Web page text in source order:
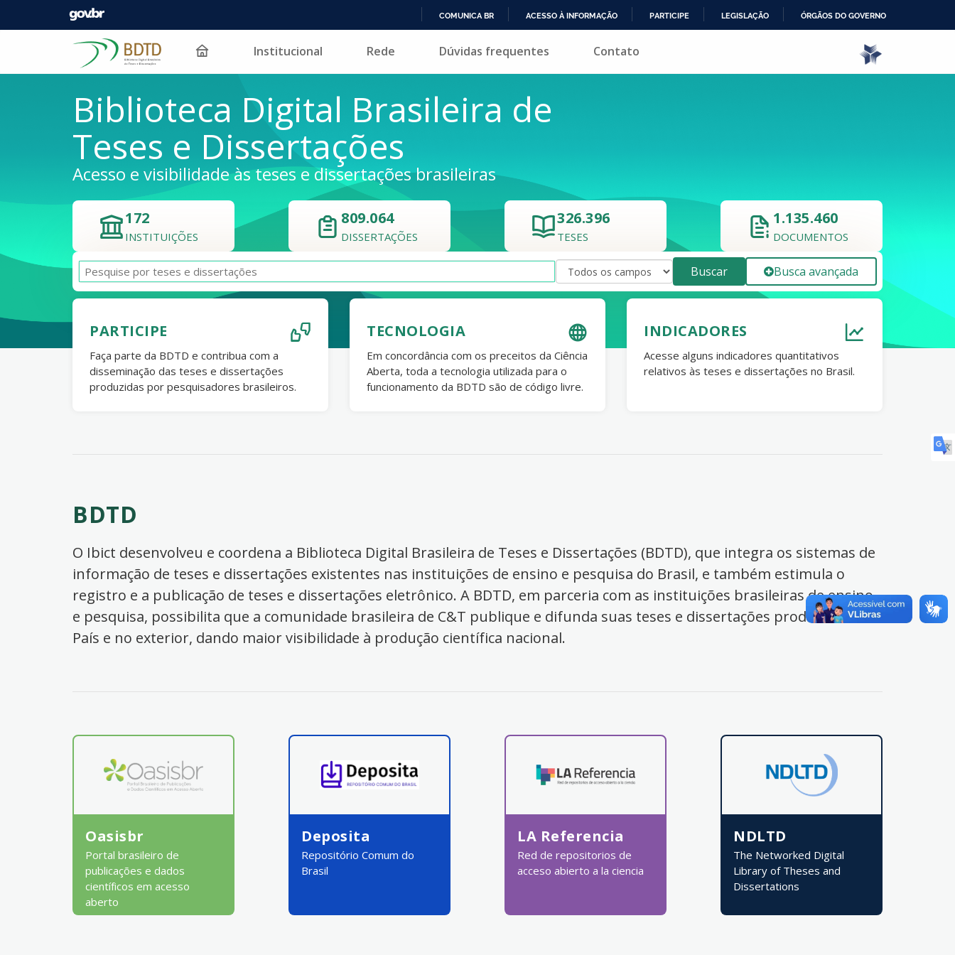
PARA
COMUNICA BR ACESSO À INFORMAÇÃO PARTICIPE LEGISLAÇÃO ÓRGÃOS DO GOVERNO
Pular para o conteúdo Institucional Rede Dúvidas frequentes Contato
Biblioteca Digital Brasileira de
Teses e Dissertações
Acesso e visibilidade às teses e dissertações brasileiras
172
INSTITUIÇÕES
809.064
DISSERTAÇÕES
326.396
TESES
1.135.460
DOCUMENTOS
Buscar Busca avançada
PARTICIPE
Faça parte da BDTD e contribua com a
disseminação das teses e dissertações
produzidas por pesquisadores brasileiros.
TECNOLOGIA
Em concordância com os preceitos da Ciência
Aberta, toda a tecnologia utilizada para o
funcionamento da BDTD são de código livre.
INDICADORES
Acesse alguns indicadores quantitativos
relativos às teses e dissertações no Brasil.
BDTD
O Ibict desenvolveu e coordena a Biblioteca Digital Brasileira de Teses e Dissertações (BDTD), que integra os sistemas de
informação de teses e dissertações existentes nas instituições de ensino e pesquisa do Brasil, e também estimula o
registro e a publicação de teses e dissertações eletrônico. A BDTD, em parceria com as instituições brasileiras de ensino
e pesquisa, possibilita que a comunidade brasileira de C&T publique e difunda suas teses e dissertações produzidas no
País e no exterior, dando maior visibilidade à produção científica nacional.
Oasisbr
Portal brasileiro de
publicações e dados
científicos em acesso
aberto
Deposita
Repositório Comum do
Brasil
LA Referencia
Red de repositorios de
acceso abierto a la ciencia
NDLTD
The Networked Digital
Library of Theses and
Dissertations